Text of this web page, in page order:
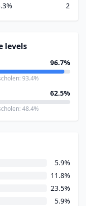
2
levels
96.7%
93.4%
62.5%
48.4%
5.9%
11.8%
23.5%
5.9%